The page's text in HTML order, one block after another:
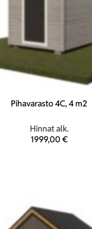
Pihavarasto 4C, 4 m2
Hinnat alk.
1999,00€